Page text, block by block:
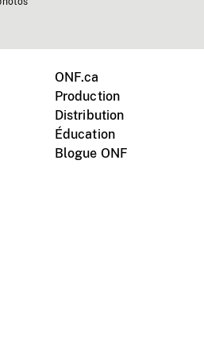
ONF.ca
Production
Distribution
Éducation
Blogue ONF